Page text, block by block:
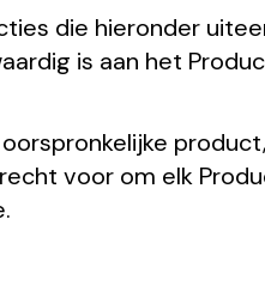
die hieronder
is aan het
voor om elk